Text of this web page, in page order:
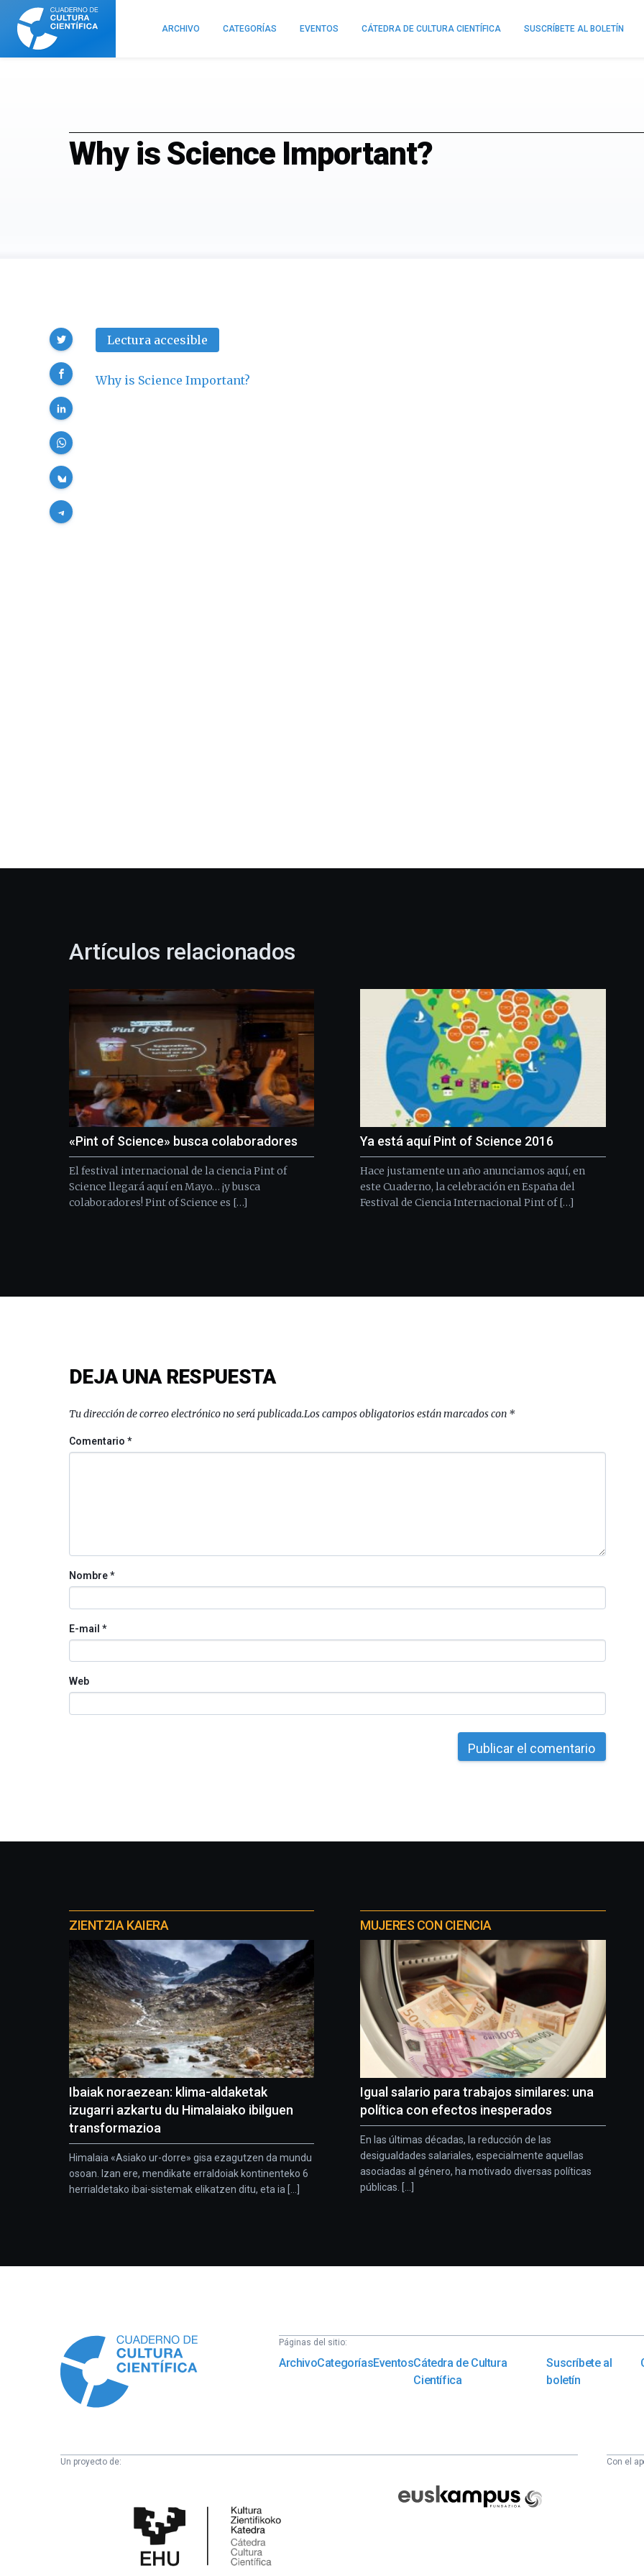
Cuaderno
Cultura
Científica
ARCHIVO CATEGORÍAS EVENTOS CÁTEDRA DE CULTURA CIENTÍFICA SUSCRÍBETE AL BOLETÍN
Why is Science Important?
Lectura accesible
Why is Science Important?
Compartir
Artículos relacionados
«Pint of Science» busca colaboradores
El festival internacional de la ciencia Pint of
Science llegará aquí en Mayo… ¡y busca
colaboradores! Pint of Science es […]
Ya está aquí Pint of Science 2016
Hace justamente un año anunciamos aquí, en
este Cuaderno, la celebración en España del
Festival de Ciencia Internacional Pint of […]
DEJA UNA RESPUESTA
Tu dirección de correo electrónico no será publicada.Los campos obligatorios están marcados con *
Comentario*
Nombre*
E-mail *
Web
proyectos
ZIENTZIA KAIERA
Ibaiak noraezean: klima-aldaketak
izugarri azkartu du Himalaiako ibilguen
transformazioa
Himalaia «Asiako ur-dorre» gisa ezagutzen da mundu
osoan. Izan ere, mendikate erraldoiak kontinenteko 6
herrialdetako ibai-sistemak elikatzen ditu, eta ia [...]
MUJERES CON CIENCIA
Igual salario para trabajos similares: una
política con efectos inesperados
En las últimas décadas, la reducción de las
desigualdades salariales, especialmente aquellas
asociadas al género, ha motivado diversas políticas
públicas. [...]
Páginas del sitio:
ArchivoCategoríasEventosCátedra de Cultura
Científica
Suscríbete al
boletín
Un proyecto de:
Científica
Fundazioa
Con el